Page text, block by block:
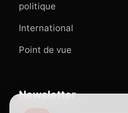
politique
International
Point de vue
Newsletter